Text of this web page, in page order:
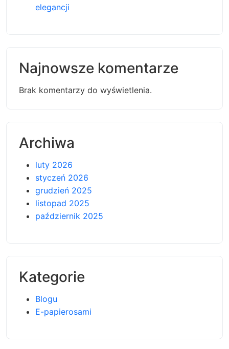
elegancji
Najnowsze komentarze
Brak komentarzy do wyświetlenia.
Archiwa
luty 2026
styczeń 2026
grudzień 2025
listopad 2025
październik 2025
Kategorie
Blogu
E-papierosami